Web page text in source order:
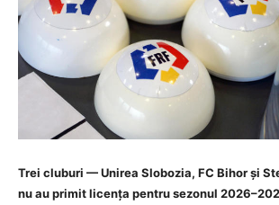
Trei cluburi — Unirea Slobozia, FC Bihor și
nu au primit licența pentru sezonul